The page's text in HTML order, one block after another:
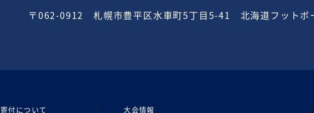
〒062-0912 札幌市豊平区水車町5丁目5-41 北海道フットボ
寄付について 大会情報